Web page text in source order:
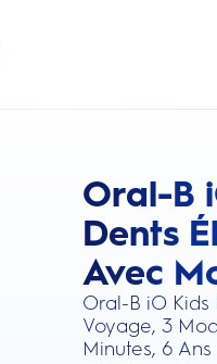
Oral-B
Dents
Avec
Oral-B iO Kids
Voyage, 3
Minutes, 6 Ans
this action will scroll you to